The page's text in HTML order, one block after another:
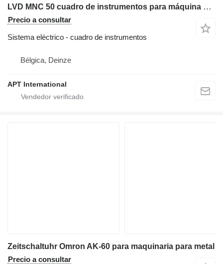
LVD MNC 50 cuadro de instrumentos para máquina curvadora de chapa
Precio a consultar
Sistema eléctrico - cuadro de instrumentos
Bélgica, Deinze
APT International
Zeitschaltuhr Omron AK-60 para maquinaria para metal
Precio a consultar